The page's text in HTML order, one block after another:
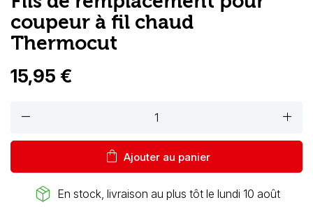
coupeur à fil chaud
Thermocut
15,95 €
remove add
shopping_bag Ajouter au panier
package_2 En stock, livraison au plus tôt le lundi 10 août